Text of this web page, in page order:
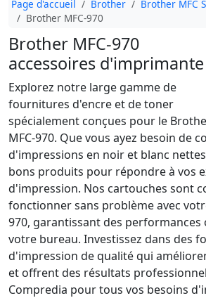
Page d'accueil Brother
Brother MFC
Brother MFC-970
Brother MFC-970
accessoires d'imprimante
Explorez notre large gamme de
fournitures d'encre et de toner
spécialement conçues pour le
MFC-970. Que vous ayez besoin de
d'impressions en noir et blanc
bons produits pour répondre à vos
d'impression. Nos cartouches sont
fonctionner sans problème avec
970, garantissant des
votre bureau. Investissez dans des
d'impression de qualité qui
et offrent des résultats
Compredia pour tous vos besoins